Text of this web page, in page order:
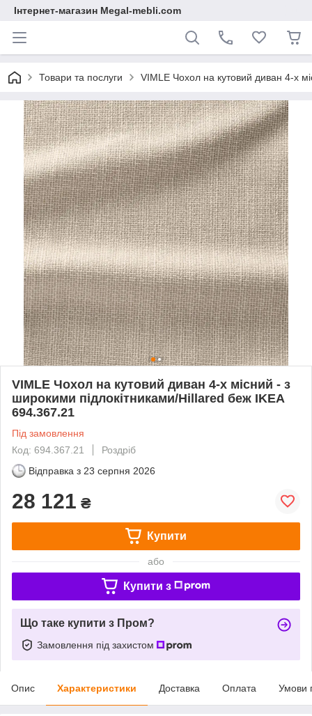
Інтернет-магазин Megal-mebli.com
Товари та послуги VIMLE Чохол на кутовий диван 4-х
VIMLE Чохол на кутовий диван 4-х місний - з
широкими підлокітниками/Hillared беж IKEA
694.367.21
Під замовлення
Код: 694.367.21
Роздріб
Відправка з 23 серпня 2026
28 121 ₴
Купити
або
Купити з
Що таке купити з Пром?
Замовлення під захистом
Опис Характеристики Доставка Оплата Умови